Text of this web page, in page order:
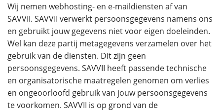
Wij nemen webhosting- en e-maildiensten af van
SAVVII. SAVVII verwerkt persoonsgegevens namens ons
en gebruikt jouw gegevens niet voor eigen doeleinden.
Wel kan deze partij metagegevens verzamelen over het
gebruik van de diensten. Dit zijn geen
persoonsgegevens. SAVVII heeft passende technische
en organisatorische maatregelen genomen om verlies
en ongeoorloofd gebruik van jouw persoonsgegevens
te voorkomen. SAVVII is op grond van de